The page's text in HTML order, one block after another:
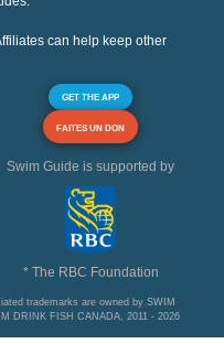
can help keep other
GET THE APP
FAITES UN DON
Swim Guide is supported by
* The RBC Foundation
trademarks are owned by SWIM
DRINK FISH CANADA, 2011 - 2026